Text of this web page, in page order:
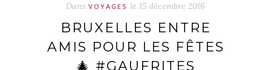
Dans VOYAGES le 15 décembre 2016
BRUXELLES ENTRE
AMIS POUR LES FÊTES
🎄 #GAUFRITES